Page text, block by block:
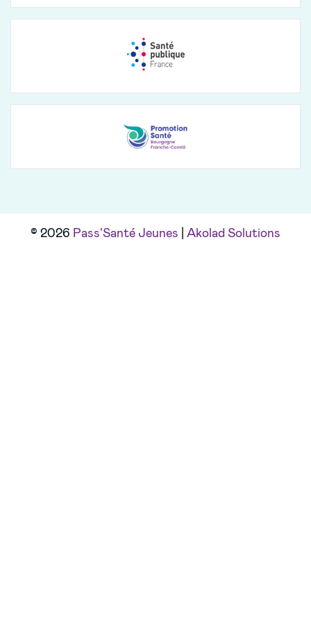
© 2026 Pass'Santé Jeunes Akolad Solutions